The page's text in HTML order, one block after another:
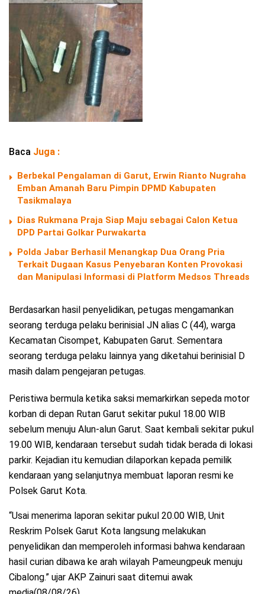
Baca Juga :
Berbekal Pengalaman di Garut, Erwin Rianto Nugraha
Emban Amanah Baru Pimpin DPMD Kabupaten
Tasikmalaya
Dias Rukmana Praja Siap Maju sebagai Calon Ketua
DPD Partai Golkar Purwakarta
Polda Jabar Berhasil Menangkap Dua Orang Pria
Terkait Dugaan Kasus Penyebaran Konten Provokasi
dan Manipulasi Informasi di Platform Medsos Threads
Berdasarkan hasil penyelidikan, petugas mengamankan
seorang terduga pelaku berinisial JN alias C (44), warga
Kecamatan Cisompet, Kabupaten Garut. Sementara
seorang terduga pelaku lainnya yang diketahui berinisial D
masih dalam pengejaran petugas.
Peristiwa bermula ketika saksi memarkirkan sepeda motor
korban di depan Rutan Garut sekitar pukul 18.00 WIB
sebelum menuju Alun-alun Garut. Saat kembali sekitar pukul
19.00 WIB, kendaraan tersebut sudah tidak berada di lokasi
parkir. Kejadian itu kemudian dilaporkan kepada pemilik
kendaraan yang selanjutnya membuat laporan resmi ke
Polsek Garut Kota.
“Usai menerima laporan sekitar pukul 20.00 WIB, Unit
Reskrim Polsek Garut Kota langsung melakukan
penyelidikan dan memperoleh informasi bahwa kendaraan
hasil curian dibawa ke arah wilayah Pameungpeuk menuju
Cibalong.” ujar AKP Zainuri saat ditemui awak